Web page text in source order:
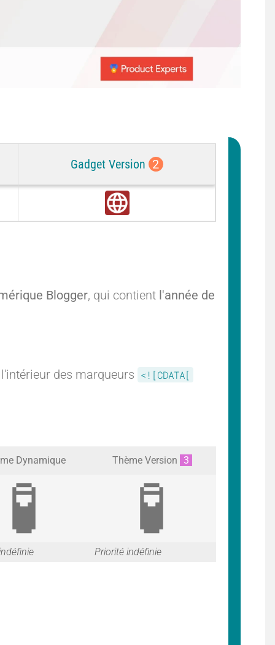
Gadget Version 2
l
Blogger, qui contient l'année de
des marqueurs <![CDATA[
Dynamique
G
Thème Version 3
G
Priorité indéfinie